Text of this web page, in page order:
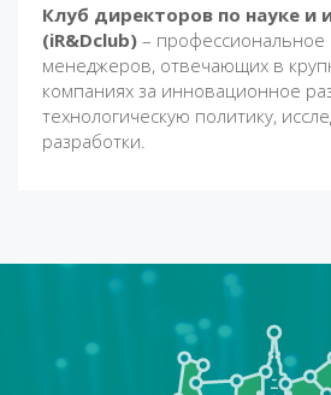
Клуб директоров по науке и
(iR&Dclub) –
менеджеров, отвечающих в
компаниях за инновационное
технологическую политику,
разработки.